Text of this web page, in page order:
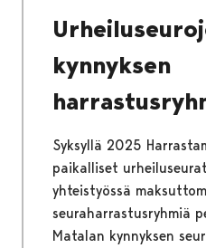
kynnyksen
Syksyllä 2025
paikalliset
yhteistyössä
seuraharrastusryhmiä
Matalan kynnyksen